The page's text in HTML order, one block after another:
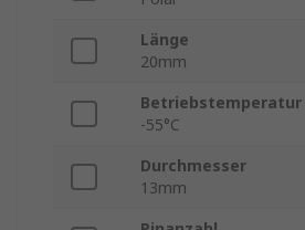
Länge
20mm
Betriebstemperatur
-55°C
Durchmesser
13mm